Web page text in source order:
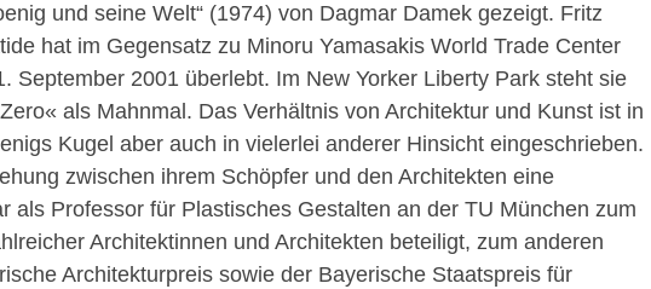
und seine Welt“ (1974) von Dagmar Damek gezeigt. Fritz
hat im Gegensatz zu Minoru Yamasakis World Trade Center
September 2001 überlebt. Im New Yorker Liberty Park steht sie
als Mahnmal. Das Verhältnis von Architektur und Kunst ist in
Kugel aber auch in vielerlei anderer Hinsicht eingeschrieben.
zwischen ihrem Schöpfer und den Architekten eine
als Professor für Plastisches Gestalten an der TU München zum
Architektinnen und Architekten beteiligt, zum anderen
Architekturpreis sowie der Bayerische Staatspreis für